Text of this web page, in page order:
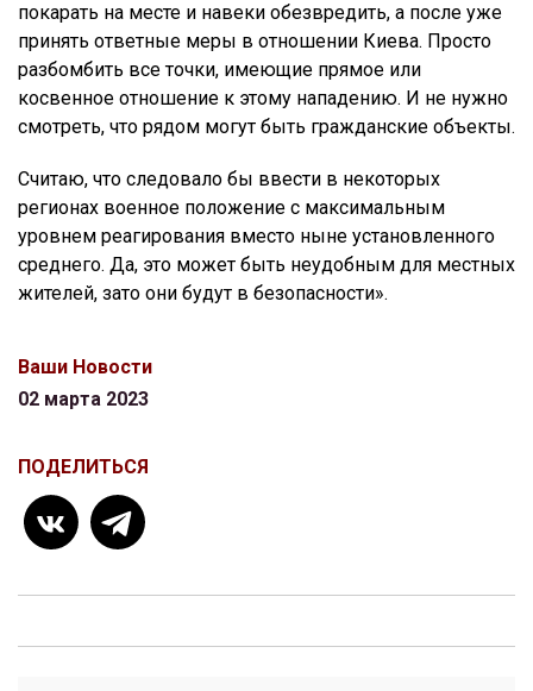
покарать на месте и навеки обезвредить, а после уже
принять ответные меры в отношении Киева. Просто
разбомбить все точки, имеющие прямое или
косвенное отношение к этому нападению. И не нужно
смотреть, что рядом могут быть гражданские объекты.
Считаю, что следовало бы ввести в некоторых
регионах военное положение с максимальным
уровнем реагирования вместо ныне установленного
среднего. Да, это может быть неудобным для местных
жителей, зато они будут в безопасности».
Ваши Новости
02 марта 2023
ПОДЕЛИТЬСЯ